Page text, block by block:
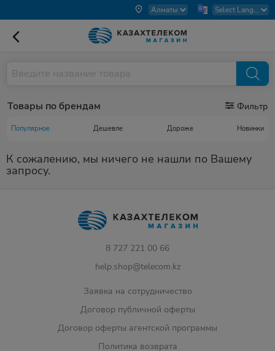
Товары по брендам Фильтр
Популярное Дешевле Дороже Новинки
К сожалению, мы ничего не нашли по Вашему
запросу.
8 727 221 00 66
help.shop@telecom.kz
Заявка на сотрудничество
Договор публичной оферты
Договор оферты агентской программы
Политика возврата